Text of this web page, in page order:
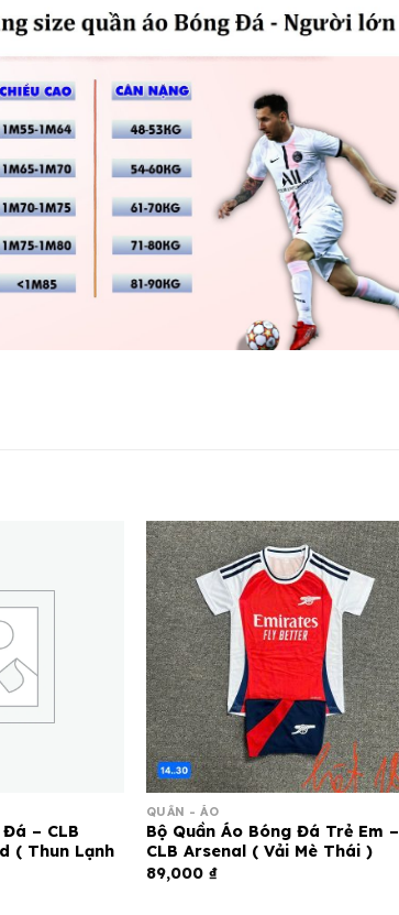
– CLB
( Thun Lạnh
QUẦN - ÁO
Bộ Quần Áo Bóng Đá Trẻ Em –
CLB Arsenal ( Vải Mè Thái )
89,000 ₫